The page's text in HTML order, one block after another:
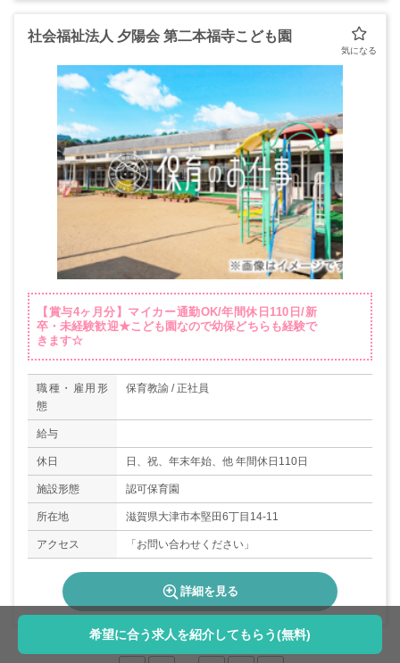
社会福祉法人 夕陽会 第二本福寺こども園
【賞与4ヶ月分】マイカー通勤OK/年間休日110日/新
卒・未経験歓迎★こども園なので幼保どちらも経験で
きます☆
職種・雇用形
態
保育教諭 / 正社員
給与
休日 日、祝、年末年始、他 年間休日110日
施設形態 認可保育園
所在地 滋賀県大津市本堅田6丁目14-11
アクセス 「お問い合わせください」
詳細を見る
希望に合う求人を紹介してもらう(無料)